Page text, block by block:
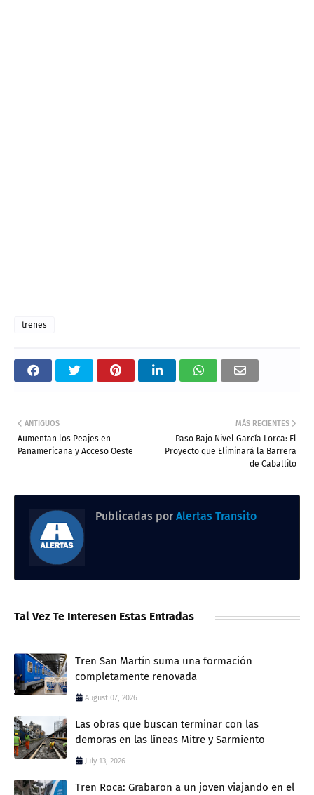
trenes
MÁS RECIENTES
Paso Bajo Nivel García Lorca: El
Proyecto que Eliminará la Barrera
de Caballito
ANTIGUOS
Aumentan los Peajes en
Panamericana y Acceso Oeste
Publicadas por Alertas Transito
Tal Vez Te Interesen Estas Entradas
Tren San Martín suma una formación
completamente renovada
August 07, 2026
Las obras que buscan terminar con las
demoras en las líneas Mitre y Sarmiento
July 13, 2026
Tren Roca: Grabaron a un joven viajando en el